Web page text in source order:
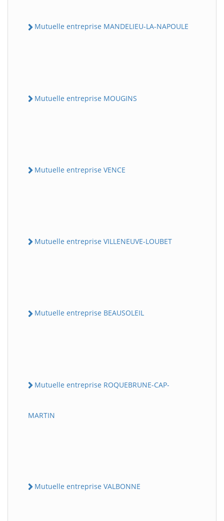
Mutuelle entreprise MANDELIEU-LA-NAPOULE
Mutuelle entreprise MOUGINS
Mutuelle entreprise VENCE
Mutuelle entreprise VILLENEUVE-LOUBET
Mutuelle entreprise BEAUSOLEIL
Mutuelle entreprise ROQUEBRUNE-CAP-
MARTIN
Mutuelle entreprise VALBONNE